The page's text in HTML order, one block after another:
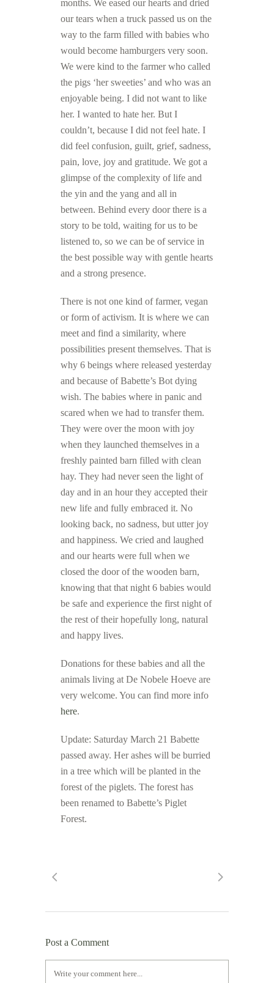
months. We eased our hearts and dried
our tears when a truck passed us on the
way to the farm filled with babies who
would become hamburgers very soon.
We were kind to the farmer who called
the pigs ‘her sweeties’ and who was an
enjoyable being. I did not want to like
her. I wanted to hate her. But I
couldn’t, because I did not feel hate. I
did feel confusion, guilt, grief, sadness,
pain, love, joy and gratitude. We got a
glimpse of the complexity of life and
the yin and the yang and all in
between. Behind every door there is a
story to be told, waiting for us to be
listened to, so we can be of service in
the best possible way with gentle hearts
and a strong presence.
There is not one kind of farmer, vegan
or form of activism. It is where we can
meet and find a similarity, where
possibilities present themselves. That is
why 6 beings where released yesterday
and because of Babette’s Bot dying
wish. The babies where in panic and
scared when we had to transfer them.
They were over the moon with joy
when they launched themselves in a
freshly painted barn filled with clean
hay. They had never seen the light of
day and in an hour they accepted their
new life and fully embraced it. No
looking back, no sadness, but utter joy
and happiness. We cried and laughed
and our hearts were full when we
closed the door of the wooden barn,
knowing that that night 6 babies would
be safe and experience the first night of
the rest of their hopefully long, natural
and happy lives.
Donations for these babies and all the
animals living at De Nobele Hoeve are
very welcome. You can find more info
here.
Update: Saturday March 21 Babette
passed away. Her ashes will be burried
in a tree which will be planted in the
forest of the piglets. The forest has
been renamed to Babette’s Piglet
Forest.
Post a Comment